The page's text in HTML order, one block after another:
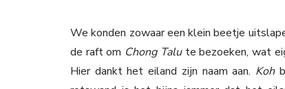
We konden zowaar een klein beetje
de raft om Chong Talu te bezoeken, wat
Hier dankt het eiland zijn naam aan. Koh